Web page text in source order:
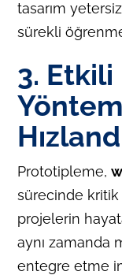
tasarım
sürekli
3.
Prototipleme,
sürecinde kritik
projelerin
aynı zamanda
entegre etme